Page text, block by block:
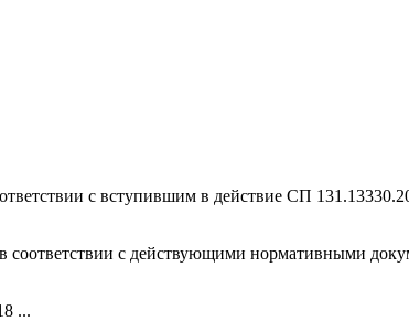
с вступившим в действие СП
соответствии с действующими нормативными
...